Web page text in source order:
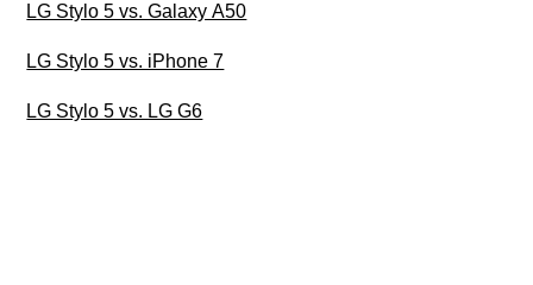
LG Stylo 5 vs. Galaxy A50
LG Stylo 5 vs. iPhone 7
LG Stylo 5 vs. LG G6